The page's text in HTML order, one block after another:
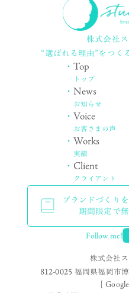
株式会社
“選ばれる理由”をつく
・Top
トップ
・News
お知らせ
・Voice
お客さまの声
・Works
実績
・ Client
クライアント
ブランドづくり
期間限定で
Follow me!
株式会社
812-0025 福岡県福岡市
[